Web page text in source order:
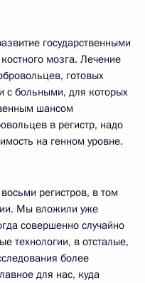
государственными
мозга. Лечение
готовых
с больными, для которых
шансом
в регистр, надо
на генном уровне.
регистров, в том
Мы вложили уже
совершенно случайно
технологии, в отсталые,
более
для нас, куда